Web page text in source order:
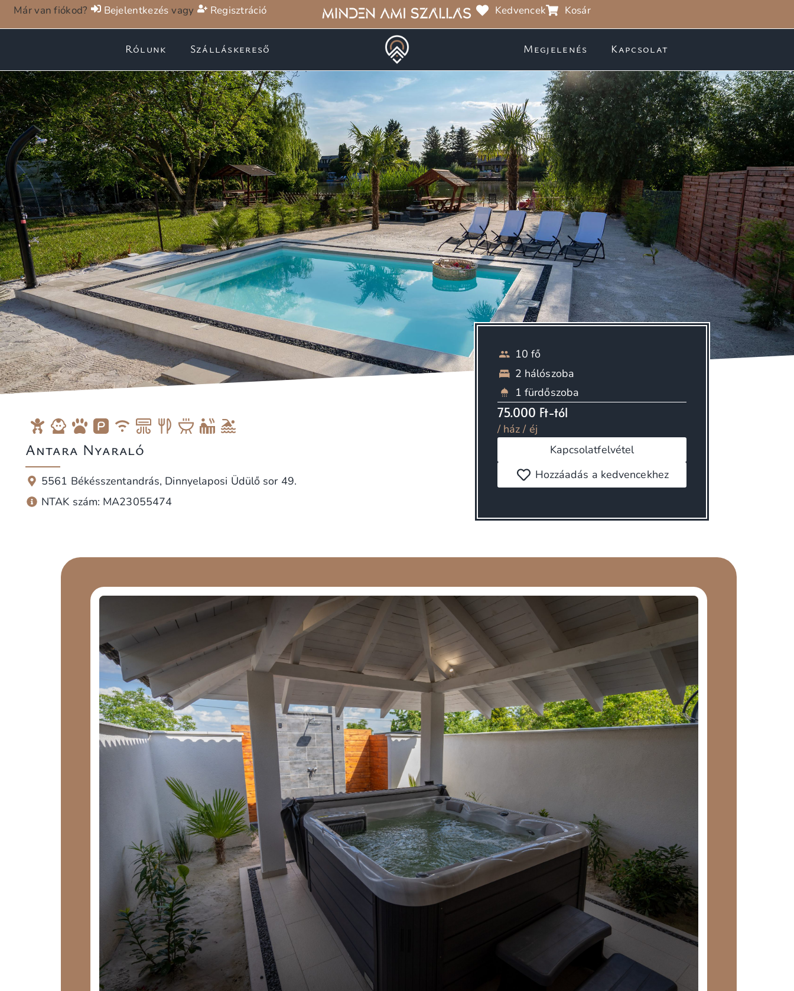
Már van fiókod? Bejelentkezés vagy Regisztráció Kedvencek Kosár
Rólunk Szálláskereső Megjelenés Kapcsolat
Antara Nyaraló
5561 Békésszentandrás, Dinnyelaposi Üdülő sor 49.
NTAK szám: MA23055474
10 fő
2 hálószoba
1 fürdőszoba
75.000 Ft-tól
/ ház / éj
Kapcsolatfelvétel
Hozzáadás a kedvencekhez